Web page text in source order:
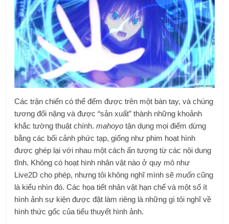
Các trận chiến có thể đếm được trên một bàn tay, và chúng
tương đối nặng và được “sản xuất” thành những khoảnh
khắc tường thuật chính.mahoyo tận dụng mọi điểm dừng
bằng các bối cảnh phức tạp, giống như phim hoạt hình
được ghép lại với nhau một cách ấn tượng từ các nội dung
tĩnh. Không có hoạt hình nhân vật nào ở quy mô như
Live2D cho phép, nhưng tôi không nghĩ mình sẽmuốn cũng
là kiểu nhìn đó. Các họa tiết nhân vật hạn chế và một số ít
hình ảnh sự kiện được đặt làm riêng là những gì tôi nghĩ về
hình thức gốc của tiểu thuyết hình ảnh.